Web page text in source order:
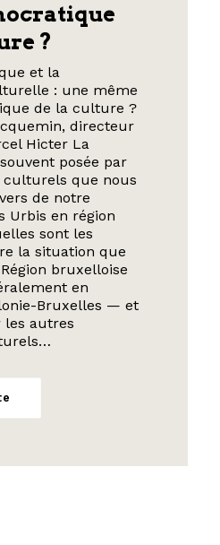
?
et la
: une même
de la culture ?
directeur
Hicter La
posée par
culturels que nous
de notre
Urbis en région
sont les
la situation que
bruxelloise
en
Bruxelles — et
les autres